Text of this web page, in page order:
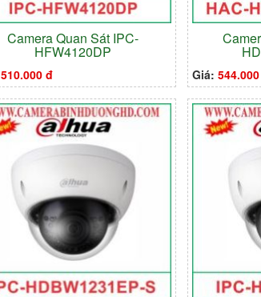
Camera Quan Sát IPC-
HFW4120DP
510.000 đ Giá: